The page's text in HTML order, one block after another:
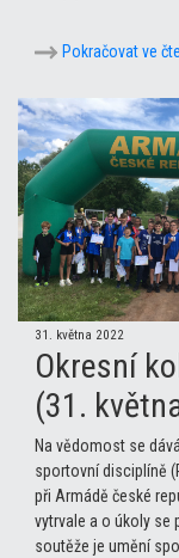
Pokračovat ve
31. května 2022
Okresní
(31.
Na vědomost se
sportovní disciplíně
při Armádě české
vytrvale a o úkoly se
soutěže je umění